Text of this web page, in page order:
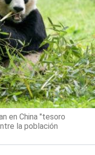
en China "tesoro
la población